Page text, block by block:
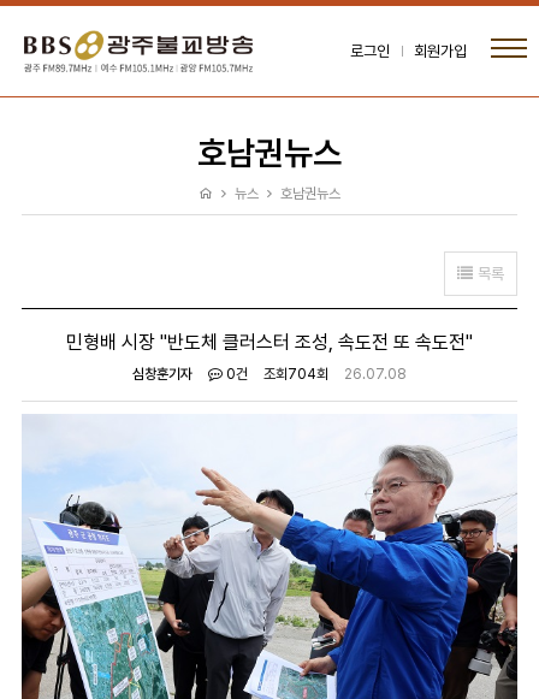
로그인 회원가입
호남권뉴스
뉴스 호남권뉴스
목록
민형배 시장 "반도체 클러스터 조성, 속도전 또 속도전"
심창훈기자 0건 조회704회 26.07.08